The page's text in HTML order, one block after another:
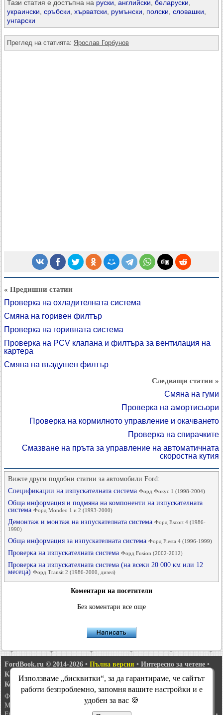
Тази статия е достъпна на руски английски беларуски
украински сръбски хърватски румънски полски словашки
унгарски
Преглед на статията: Ярослав Горбунов
« Предишни статии
Проверка на охладителната система
Смяна на горивен филтър
Проверка на горивната система
Проверка на PCV клапана и филтъра за вентилация на
картера
Смяна на въздушен филтър
Следващи статии »
Смяна на гуми
Проверка на амортисьори
Проверка на кормилното управление и окачването
Проверка на спирачките
Смазване на пръта за управление на автоматичната
скоростна кутия
Вижте други подобни статии за автомобили Ford:
Спецификации на изпускателната система Форд Фокус 1 (1998-2004)
Обща информация и подмяна на компоненти на изпускателната
система Форд Mondeo 1 и 2 (1993-2000)
Демонтаж и монтаж на изпускателната система Форд Escort 4 (1986-
1990)
Обща информация за изпускателната система Форд Fiesta 4 (1996-1999)
Проверка на изпускателната система Форд Fusion (2002-2012)
Проверка на изпускателната система (на всеки 20 000 км или 12
месеца) Форд Transit 2 (1986-2000, дизел)
Коментари на посетители
Без коментари все още
FordBook.ru © 2014-2026 • Пълна версия • Интересно за четене •
Карта на сайта
Търсене в сайта
Комуникация с администрацията
Фокус 1
Фокус 2 Mondeo 1
Mondeo 2
Mondeo 4• Escort 3 •
Използваме „бисквитки“, за да гарантираме, че сайтът
работи безпроблемно, запомня вашите настройки и е
удобен за вас 🍪